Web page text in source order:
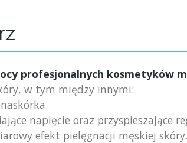
profesjonalnych kosmetyków
w tym między innymi:
napięcie oraz przyspieszające
efekt pielęgnacji męskiej skóry.